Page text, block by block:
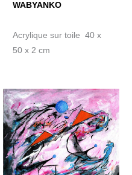
WABYANKO
Acrylique sur toile 40 x
50 x 2 cm